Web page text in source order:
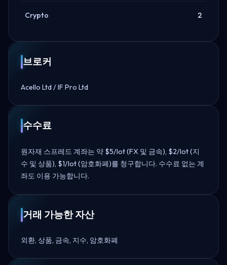
Crypto 2
브로커
Acello Ltd / IF Pro Ltd
수수료
원자재 스프레드 계좌는 약 $5/lot (FX 및 금속), $2/lot (지
수 및 상품), $1/lot (암호화폐)를 청구합니다. 수수료 없는 계
좌도 이용 가능합니다.
거래 가능한 자산
외환, 상품, 금속, 지수, 암호화폐